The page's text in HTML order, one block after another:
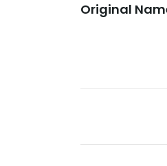
Original